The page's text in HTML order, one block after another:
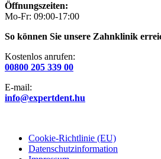
Öffnungszeiten:
Mo-Fr: 09:00-17:00
So können Sie unsere Zahnklinik
Kostenlos anrufen:
00800 205 339 00
E-mail:
info@expertdent.hu
Cookie-Richtlinie (EU)
Datenschutzinformation